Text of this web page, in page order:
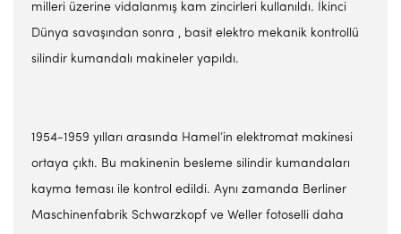
milleri üzerine vidalanmış kam zincirleri kullanıldı. İkinci
Dünya savaşından sonra , basit elektro mekanik kontrollü
silindir kumandalı makineler yapıldı.
1954-1959 yılları arasında Hamel’in elektromat makinesi
ortaya çıktı. Bu makinenin besleme silindir kumandaları
kayma teması ile kontrol edildi. Aynı zamanda Berliner
Maschinenfabrik Schwarzkopf ve Weller fotoselli daha